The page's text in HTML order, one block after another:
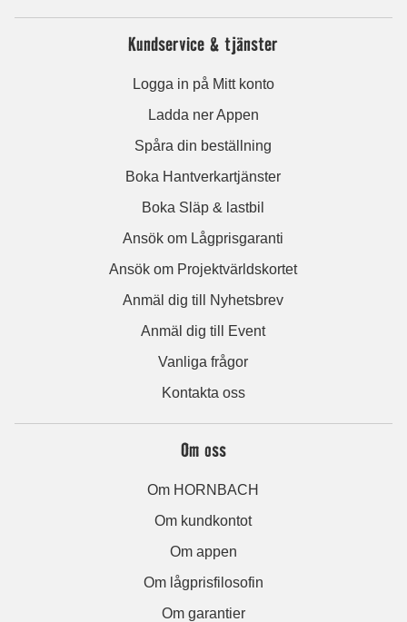
Kundservice & tjänster
Logga in på Mitt konto
Ladda ner Appen
Spåra din beställning
Boka Hantverkartjänster
Boka Släp & lastbil
Ansök om Lågprisgaranti
Ansök om Projektvärldskortet
Anmäl dig till Nyhetsbrev
Anmäl dig till Event
Vanliga frågor
Kontakta oss
Om oss
Om HORNBACH
Om kundkontot
Om appen
Om lågprisfilosofin
Om garantier